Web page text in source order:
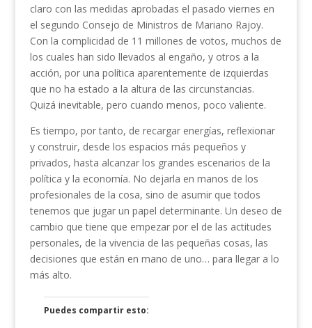
claro con las medidas aprobadas el pasado viernes en
el segundo Consejo de Ministros de Mariano Rajoy.
Con la complicidad de 11 millones de votos, muchos de
los cuales han sido llevados al engaño, y otros a la
acción, por una política aparentemente de izquierdas
que no ha estado a la altura de las circunstancias.
Quizá inevitable, pero cuando menos, poco valiente.
Es tiempo, por tanto, de recargar energías, reflexionar
y construir, desde los espacios más pequeños y
privados, hasta alcanzar los grandes escenarios de la
política y la economía. No dejarla en manos de los
profesionales de la cosa, sino de asumir que todos
tenemos que jugar un papel determinante. Un deseo de
cambio que tiene que empezar por el de las actitudes
personales, de la vivencia de las pequeñas cosas, las
decisiones que están en mano de uno… para llegar a lo
más alto.
Puedes compartir esto: